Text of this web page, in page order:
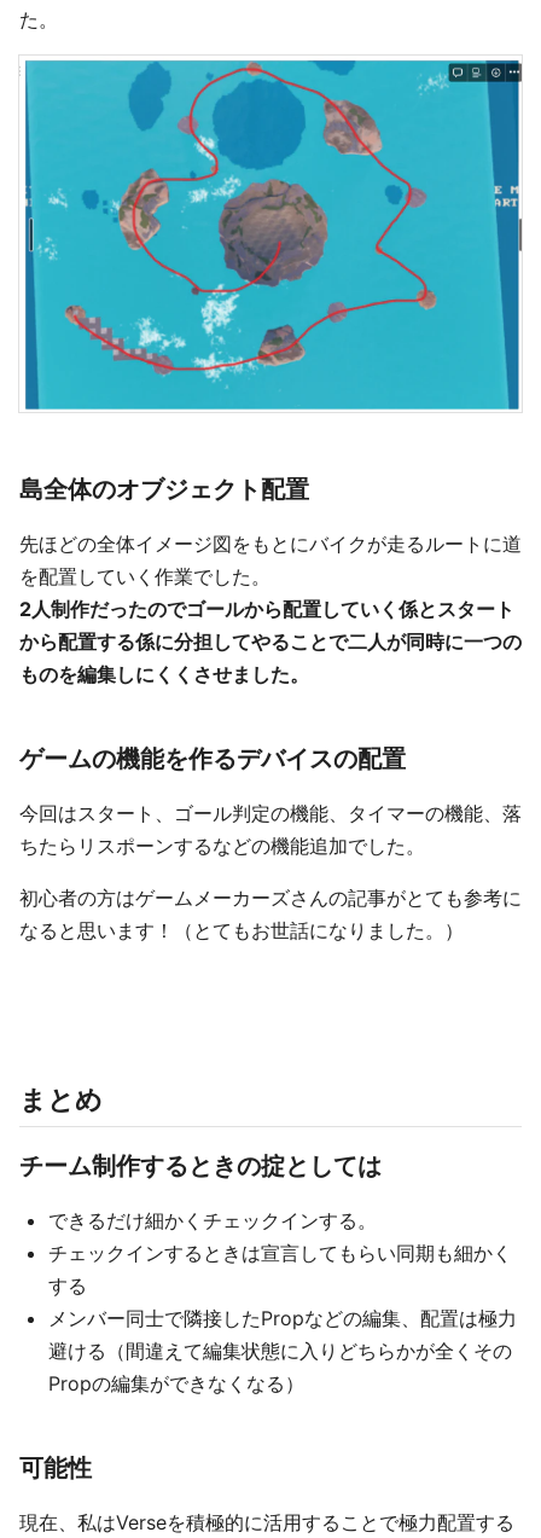
た。
島全体のオブジェクト配置
先ほどの全体イメージ図をもとにバイクが走るルートに道
を配置していく作業でした。
2人制作だったのでゴールから配置していく係とスタート
から配置する係に分担してやることで二人が同時に一つの
ものを編集しにくくさせました。
ゲームの機能を作るデバイスの配置
今回はスタート、ゴール判定の機能、タイマーの機能、落
ちたらリスポーンするなどの機能追加でした。
初心者の方はゲームメーカーズさんの記事がとても参考に
なると思います！（とてもお世話になりました。）
まとめ
チーム制作するときの掟としては
できるだけ細かくチェックインする。
チェックインするときは宣言してもらい同期も細かく
する
メンバー同士で隣接したPropなどの編集、配置は極力
避ける（間違えて編集状態に入りどちらかが全くその
Propの編集ができなくなる）
可能性
現在、私はVerseを積極的に活用することで極力配置する